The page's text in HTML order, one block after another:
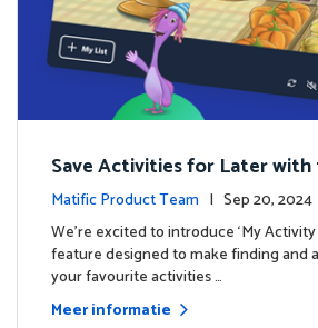
Save Activities for Later
sts Feature
Matific Product Team | Sep 20,
es
We're excited to introduce ‘My Activity
feature designed to make finding and
your favourite activities …
Meer informatie